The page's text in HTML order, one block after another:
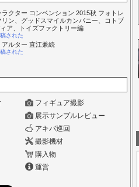
クター コンベンション 2015秋 フォトレ
ン、グッドスマイルカンパニー、コトブ
ア、トイズファクトリー編
された
アルター 直江兼続
された
フィギュア撮影
展示サンプルレビュー
アキバ巡回
撮影機材
購入物
運営